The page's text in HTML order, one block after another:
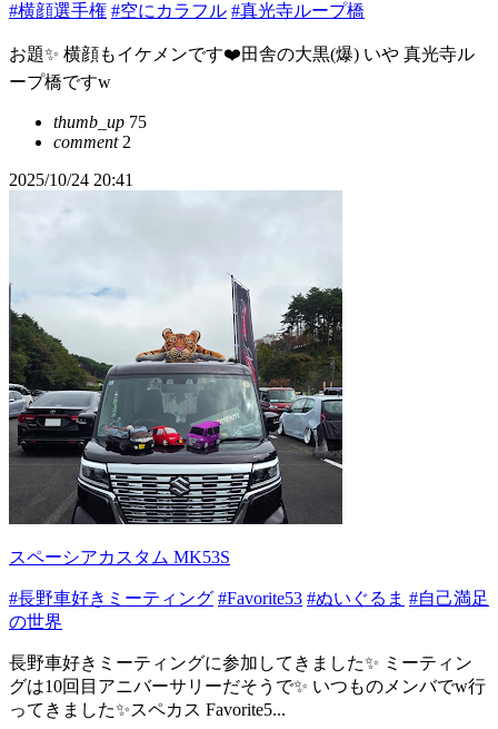
#横顔選手権 #空にカラフル #真光寺ループ橋
お題✨ 横顔もイケメンです❤️田舎の大黒(爆) いや 真光寺ル
ープ橋ですw
thumb_up 75
comment2
2025/10/24 20:41
スペーシアカスタム MK53S
#長野車好きミーティング #Favorite53 #ぬいぐるま #自己満足
の世界
長野車好きミーティングに参加してきました✨ ミーティン
グは10回目アニバーサリーだそうで✨ いつものメンバでw行
ってきました✨スペカス Favorite5...